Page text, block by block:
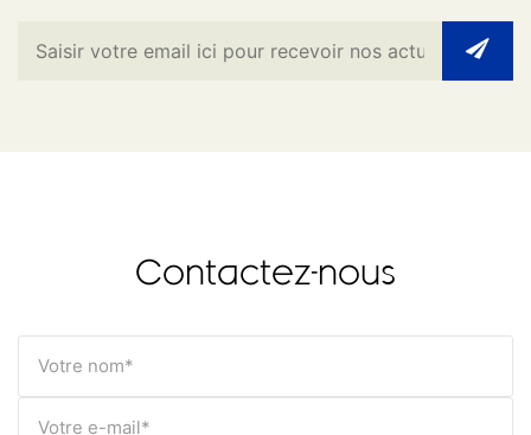
Contactez-nous